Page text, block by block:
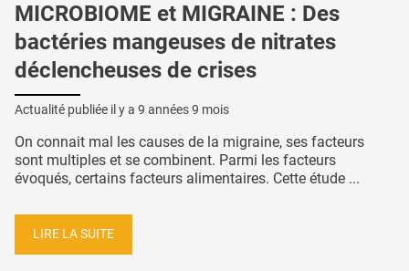
MICROBIOME et MIGRAINE : Des
bactéries mangeuses de nitrates
déclencheuses de crises
Actualité publiée il y a 9 années 9 mois
On connait mal les causes de la migraine, ses facteurs
sont multiples et se combinent. Parmi les facteurs
évoqués, certains facteurs alimentaires. Cette étude ...
LIRE LA SUITE